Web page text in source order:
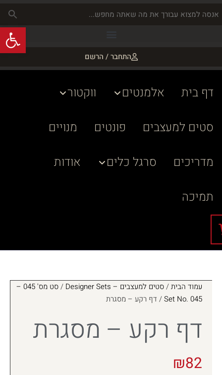
התחבר / הרשם
דף בית אלמנטים
ווקטור
סטים למעצבים
פונטים
מנויים
מדריכים
סרגל כלים
אודות
תמיכה
עמוד הבית/סטים למעצבים – Designer Sets /
סט מס' 045 –
Set No. 045/ דף רקע – מסגרת
דף רקע – מסגרת
₪82